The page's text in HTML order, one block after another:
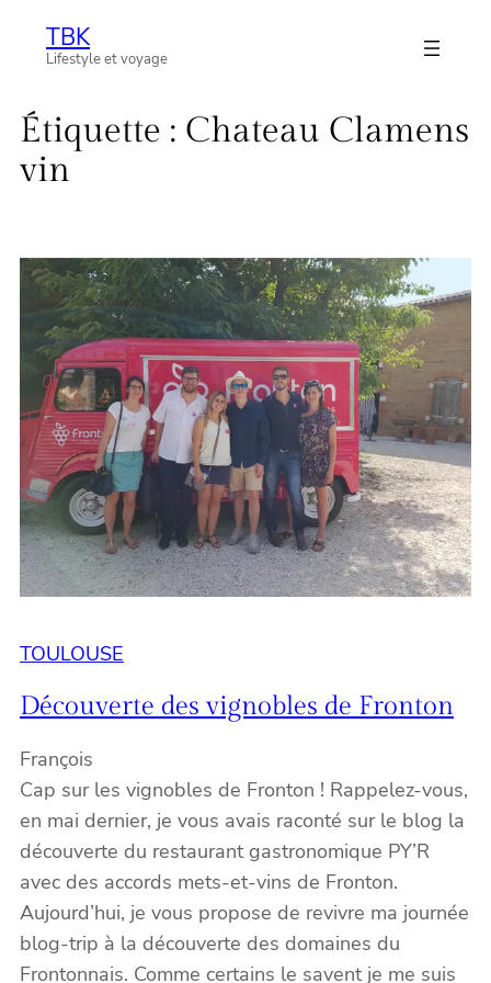
AllerTBK
Lifestyle et voyage
Étiquette : Chateau Clamens
vin
TOULOUSE
Découverte des vignobles de Fronton
François
Cap sur les vignobles de Fronton ! Rappelez-vous,
en mai dernier, je vous avais raconté sur le blog la
découverte du restaurant gastronomique PY’R
avec des accords mets-et-vins de Fronton.
Aujourd’hui, je vous propose de revivre ma journée
blog-trip à la découverte des domaines du
Frontonnais. Comme certains le savent je me suis